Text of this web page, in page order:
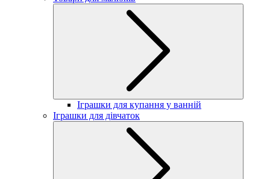
Іграшки для купання у ванній
Іграшки для дівчаток